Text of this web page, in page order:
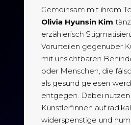
Gemeinsam mit ihrem
Olivia Hyunsin Kim
erzählerisch
Vorurteilen gegenüber
mit unsichtbaren
oder Menschen, die
als gesund gelesen
entgegen. Dabei
Künstler*innen auf radikal
widerspenstige und